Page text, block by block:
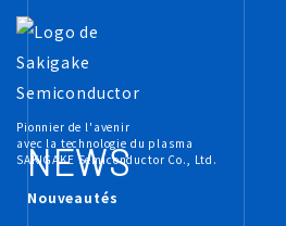
Pionnier de l'avenir
avec la technologie du plasma
SAKIGAKE Semiconductor Co., Ltd.
Informations sur le produit
INFORMATION
NEWS
Nouveautés